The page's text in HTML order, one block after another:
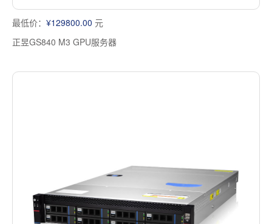
最低价： ¥129800.00 元
正昱GS840 M3 GPU服务器